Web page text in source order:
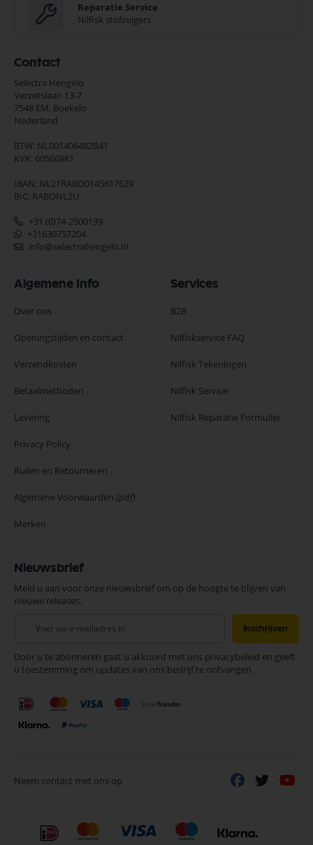
Reparatie Service
Nilfisk stofzuigers
Contact
Selectra Hengelo
Verzetslaan 13-7
7548 EM, Boekelo
Nederland
BTW: NL001406482B41
KVK: 60566981
IBAN: NL21RABO0145617629
BIC: RABONL2U
+31 (0)74-2500199
+31630757204
info@selectrahengelo.nl
Algemene Info
Over ons
Openingstijden en contact
Verzendkosten
Betaalmethoden
Levering
Privacy Policy
Ruilen en Retourneren
Algemene Voorwaarden (pdf)
Merken
Services
B2B
Nilfiskservice FAQ
Nilfisk Tekeningen
Nilfisk Service
Nilfisk Reparatie Formulier
Nieuwsbrief
Meld u aan voor onze nieuwsbrief om op de hoogte te blijven van
nieuwe releases.
onze
nieuwsbrief
Inschrijven
Door u te abonneren gaat u akkoord met ons privacybeleid en geeft
u toestemming om updates van ons bedrijf te ontvangen.
Neem contact met ons op